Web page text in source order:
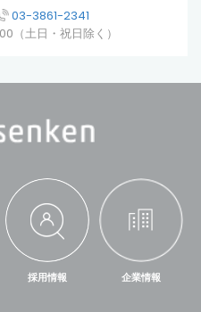
03-3861-2341
（土日・祝日除く）
採用情報 企業情報